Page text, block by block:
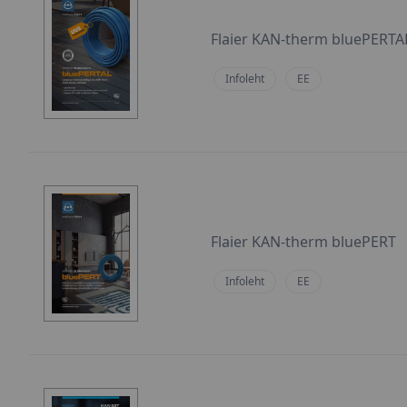
Flaier KAN-therm
Infoleht EE
Flaier KAN-therm bluePERT
Infoleht EE